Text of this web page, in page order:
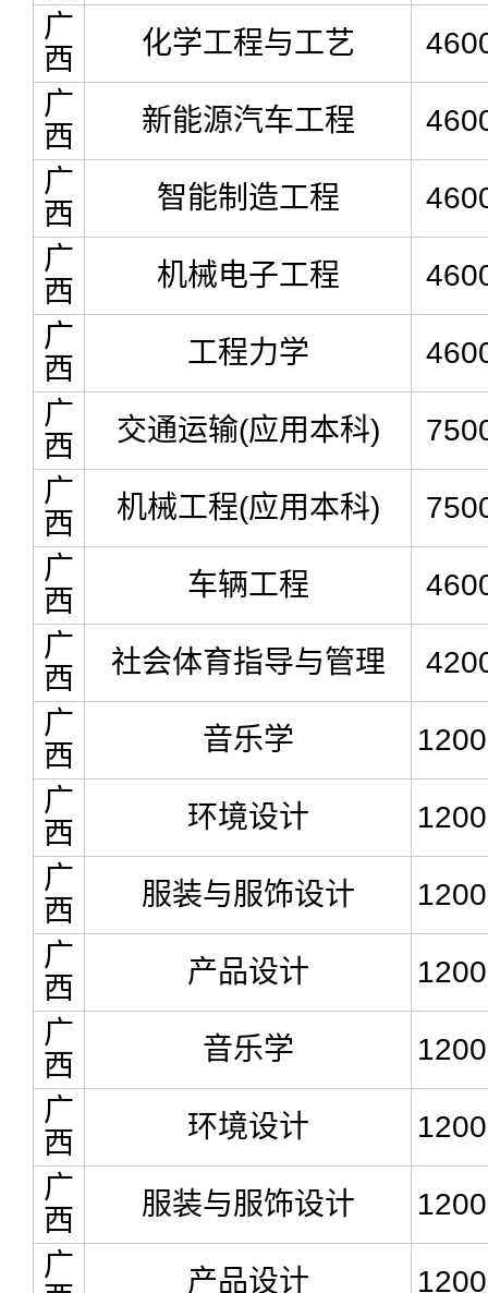
广
西
化学工程与工艺
广
西
新能源汽车工程
广
西
智能制造工程
广
西
机械电子工程
广
西
工程力学
广
西
交通运输(应用本科)
广
西
机械工程(应用本科)
广
西
车辆工程
广
西
社会体育指导与管理
广
西
音乐学
广
西
环境设计
广
西
服装与服饰设计
广
西
产品设计
广
西
音乐学
广
西
环境设计
广
西
服装与服饰设计
广
产品设计